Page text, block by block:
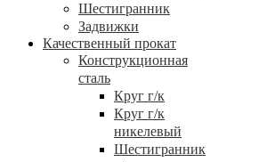
Шестигранник
Задвижки
Качественный прокат
Конструкционная
сталь
Круг г/к
Круг г/к
никелевый
Шестигранник